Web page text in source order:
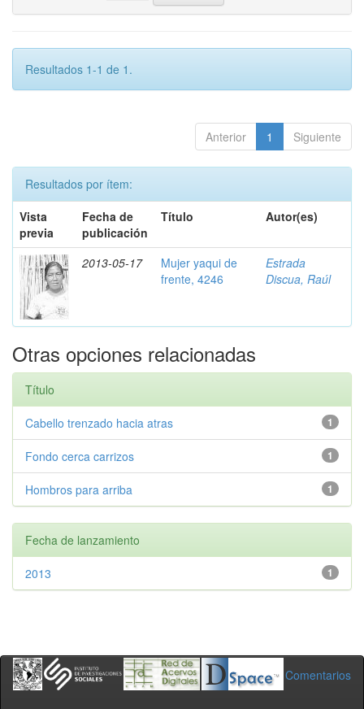
Resultados 1-1 de 1.
Anterior 1 Siguiente
Resultados por ítem:
Vista
previa
Fecha de
publicación
Título Autor(es)
2013-05-17
Mujer yaqui de
frente, 4246
Estrada
Discua, Raúl
Otras opciones relacionadas
Título
1
Cabello trenzado hacia atras
1
Fondo cerca carrizos
1
Hombros para arriba
Fecha de lanzamiento
1
2013
Comentarios